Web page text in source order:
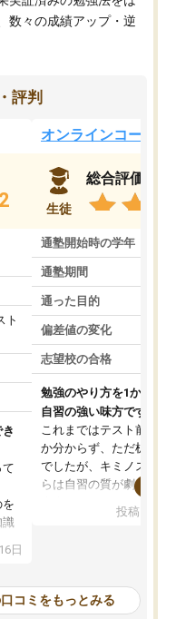
数々の成績アップ・逆
評判
ト
日
オンラインコース
生徒
総合評価
通塾開始時の学年
通塾期間
通った目的
偏差値の変化
志望校の合格
勉強のやり方を1から教
自習の強い味方です。
これまではテスト前に何
か分からず、ただ机に座
でしたが、キミノスクー
らは自習の質が劇的に変
を明確にしてくれるの
の仕方をコーチングして
ルなので、家での学習習
投稿日：
コミをもっとみる